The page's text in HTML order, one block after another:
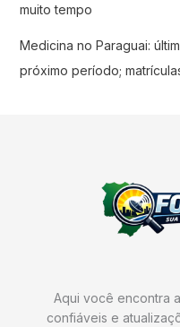
muito tempo
Medicina no Paraguai:
próximo período;
Aqui você encontra
confiáveis e